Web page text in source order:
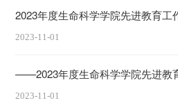
2023年度生命科学学院先进教育工
2023-11-01
——2023年度生命科学学院先进教
2023-11-01